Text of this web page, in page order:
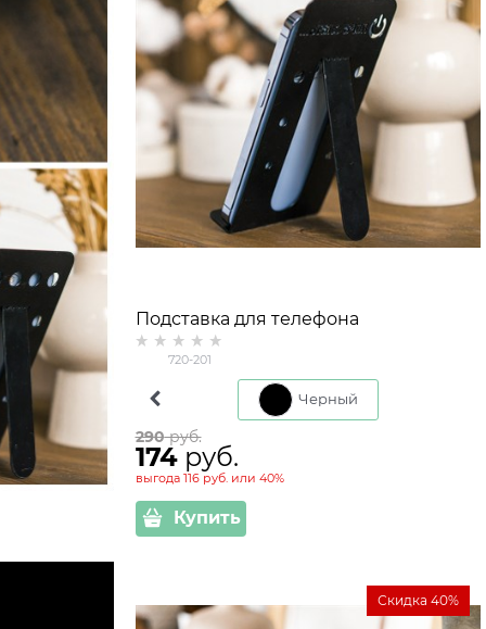
Подставка для телефона
720-201
Белый Черный
290 руб.
174 руб.
выгода 116 руб. или 40%
Купить
Скидка 40%